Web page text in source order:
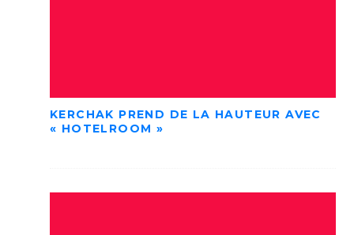
KERCHAK PREND DE LA HAUTEUR AVEC
« HOTELROOM »